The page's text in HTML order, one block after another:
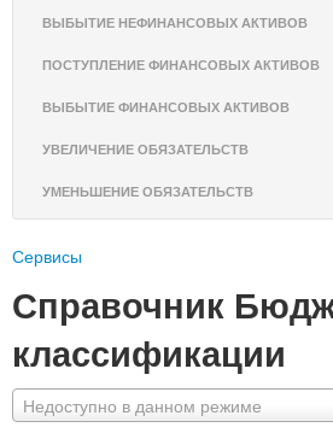
ВЫБЫТИЕ НЕФИНАНСОВЫХ АКТИВОВ
ПОСТУПЛЕНИЕ ФИНАНСОВЫХ АКТИВОВ
ВЫБЫТИЕ ФИНАНСОВЫХ АКТИВОВ
УВЕЛИЧЕНИЕ ОБЯЗАТЕЛЬСТВ
УМЕНЬШЕНИЕ ОБЯЗАТЕЛЬСТВ
Сервисы
Справочник
классификации
Недоступно в данном режиме